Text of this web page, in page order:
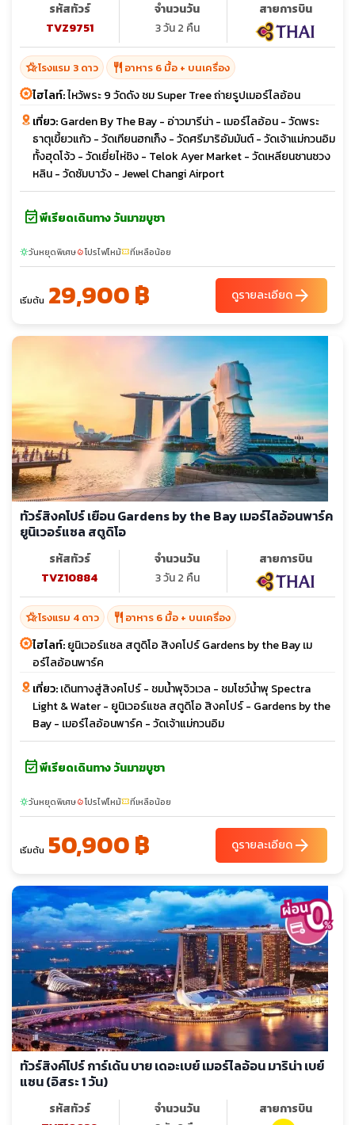
รหัสทัวร์
TVZ9751
จำนวนวัน
3 วัน 2 คืน
สายการบิน
hotel_classโรงแรม 3 ดาว restaurant อาหาร 6 มื้อ + บนเครื่อง
ไฮไลท์:ไหว้พระ 9 วัดดัง ชม Super Tree ถ่ายรูปเมอร์ไลอ้อน
เที่ยว:Garden By The Bay - อ่าวมารีน่า - เมอร์ไลอ้อน - วัดพระ
ธาตุเขี้ยวแก้ว - วัดเทียนฮกเก็ง - วัดศรีมาริอัมมันต์ - วัดเจ้าแม่กวนอิม
ทั้งฮุดโจ้ว - วัดเยี่ยไห่ชิง - Telok Ayer Market - วัดเหลียนซานซวง
หลิน - วัดซัมบาวัง - Jewel Changi Airport
event_availableพีเรียดเดินทาง วันมาฆบูชา
sunnyวันหยุดพิเศษlocal_fire_departmentโปรไฟไหม้confirmation_numberที่เหลือน้อย
เริ่มต้น 29,900 ฿ ดูรายละเอียดarrow_forward
ทัวร์สิงคโปร์ เยือน Gardens by the Bay เมอร์ไลอ้อนพาร์ค
ยูนิเวอร์แซล สตูดิโอ
รหัสทัวร์
TVZ10884
จำนวนวัน
3 วัน 2 คืน
สายการบิน
hotel_classโรงแรม 4 ดาว restaurant อาหาร 6 มื้อ + บนเครื่อง
ไฮไลท์:ยูนิเวอร์แซล สตูดิโอ สิงคโปร์ Gardens by the Bay เม
อร์ไลอ้อนพาร์ค
เที่ยว:เดินทางสู่สิงคโปร์ - ชมน้ำพุจิวเวล - ชมโชว์น้ำพุ Spectra
Light & Water - ยูนิเวอร์แซล สตูดิโอ สิงคโปร์ - Gardens by the
Bay - เมอร์ไลอ้อนพาร์ค - วัดเจ้าแม่กวนอิม
event_availableพีเรียดเดินทาง วันมาฆบูชา
sunnyวันหยุดพิเศษlocal_fire_departmentโปรไฟไหม้confirmation_numberที่เหลือน้อย
เริ่มต้น 50,900 ฿ ดูรายละเอียดarrow_forward
ทัวร์สิงค์โปร์ การ์เด้น บาย เดอะเบย์ เมอร์ไลอ้อน มาริน่า เบย์
แซน (อิสระ 1 วัน)
รหัสทัวร์
จำนวนวัน
สายการบิน